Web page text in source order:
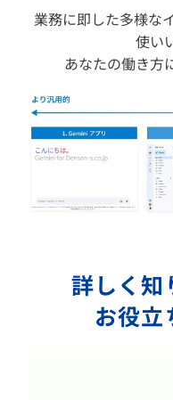
業務に即した多様な
使い
あなたの働き方
詳しく知
お役立